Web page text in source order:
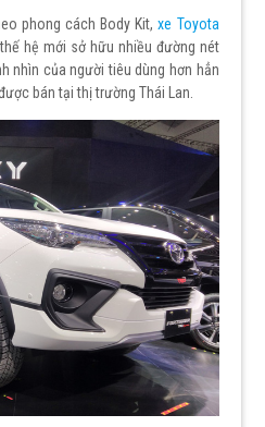
phong cách Body Kit,xe Toyota
hệ mới sở hữu nhiều đường nét
nhìn của người tiêu dùng hơn hẳn
bán tại thị trường Thái Lan.